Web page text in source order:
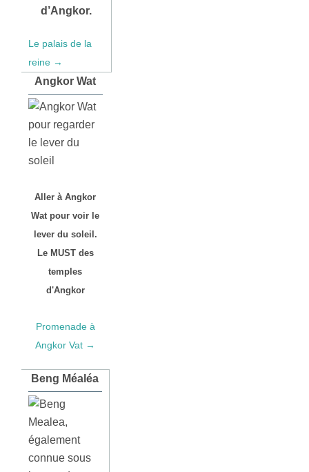
d’Angkor.
Le palais de la
reine →
Angkor Wat
Aller à Angkor
Wat pour voir le
lever du soleil.
Le MUST des
temples
d'Angkor
Promenade à
Angkor Vat →
Beng Méaléa